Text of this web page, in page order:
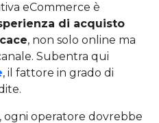
eCommerce è
di acquisto
, non solo online ma
Subentra qui
, il fattore in grado di
ogni operatore dovrebbe